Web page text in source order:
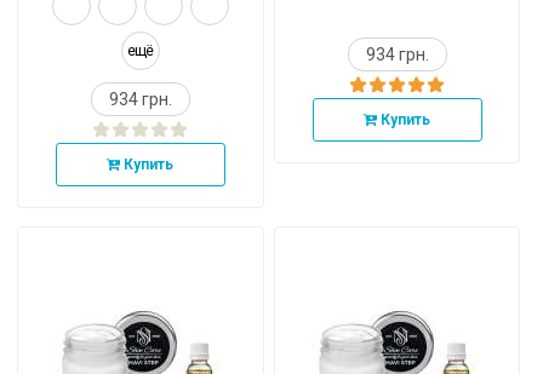
ещё
934 грн.
Купить
934 грн.
Купить